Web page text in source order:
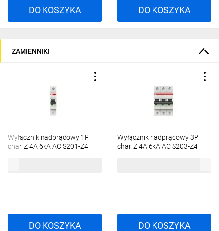
DO KOSZYKA DO KOSZYKA
ZAMIENNIKI
Wyłącznik nadprądowy 1P
char. Z 4A 6kA AC S201-Z4
DO KOSZYKA
Wyłącznik nadprądowy 3P
char. Z 4A 6kA AC S203-Z4
DO KOSZYKA